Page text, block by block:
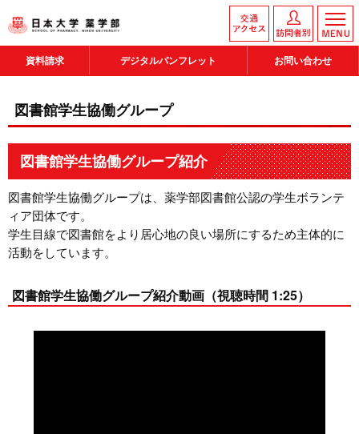
資料請求 デジタルパンフレット お問い合わせ
図書館学生協働グループ
図書館学生協働グループ紹介
図書館学生協働グループは、薬学部図書館公認の学生ボランテ
ィア団体です。
学生目線で図書館をより居心地の良い場所にするため主体的に
活動をしています。
図書館学生協働グループ紹介動画（視聴時間 1:25）